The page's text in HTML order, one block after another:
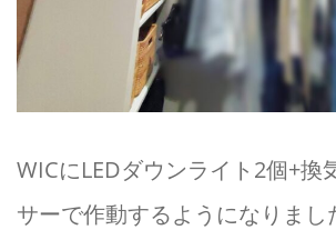
WICにLEDダウンライト2個+換
サーで作動するようになりまし